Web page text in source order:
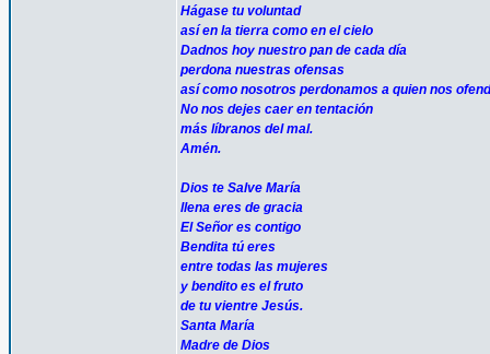
Hágase tu voluntad
así en la tierra como en el cielo
Dadnos hoy nuestro pan de cada día
perdona nuestras ofensas
así como nosotros perdonamos a quien nos
No nos dejes caer en tentación
más líbranos del mal.
Amén.
Dios te Salve María
llena eres de gracia
El Señor es contigo
Bendita tú eres
entre todas las mujeres
y bendito es el fruto
de tu vientre Jesús.
Santa María
Madre de Dios